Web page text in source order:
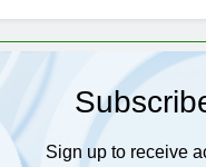
Sign up to receive